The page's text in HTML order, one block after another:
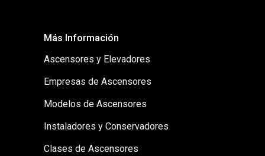
Más Información
Ascensores y Elevadores
Empresas de Ascensores
Modelos de Ascensores
Instaladores y Conservadores
Clases de Ascensores